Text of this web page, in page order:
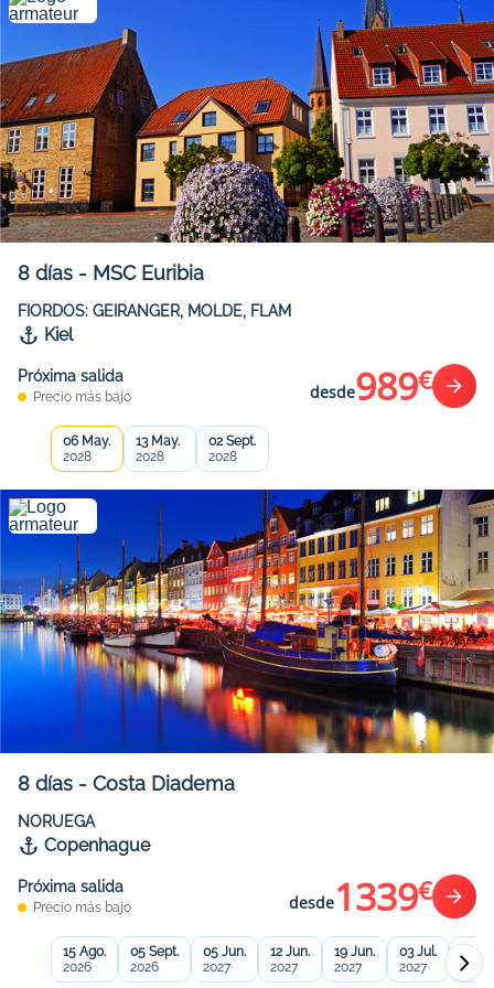
8 días - MSC Euribia
FIORDOS: GEIRANGER, MOLDE, FLAM
Kiel
Próxima salida
Precio más bajo desde989€
06 May.
2028
13 May.
2028
02 Sept.
2028
8 días - Costa Diadema
NORUEGA
Copenhague
Próxima salida
Precio más bajo desde1339€
15 Ago.
2026
05 Sept.
2026
05 Jun.
2027
12 Jun.
2027
19 Jun.
2027
03 Jul.
2027
17
2027